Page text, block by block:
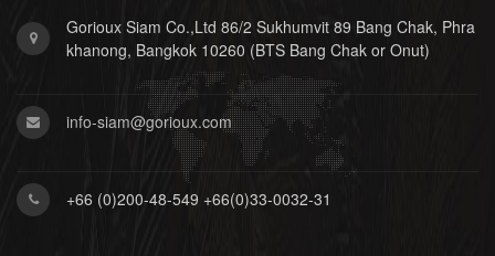
Gorioux Siam Co.,Ltd 86/2 Sukhumvit 89 Bang Chak, Phra
khanong, Bangkok 10260 (BTS Bang Chak or Onut)
info-siam@gorioux.com
+66 (0)200-48-549 +66(0)33-0032-31